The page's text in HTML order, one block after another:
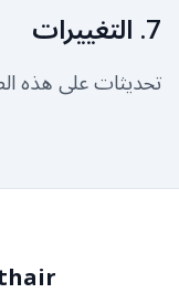
7. التغييرات
تحديثات على هذه